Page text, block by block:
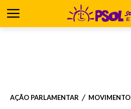
AÇÃO PARLAMENTAR MOVIMENTO